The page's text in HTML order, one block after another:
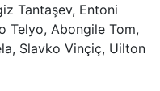
Tantaşev, Entoni
Telyo, Abongile Tom,
Slavko Vinçiç, Uilton